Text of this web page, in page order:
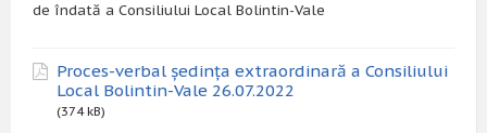
de îndată a Consiliului Local Bolintin-Vale
Proces-verbal ședința extraordinară a Consiliului
Local Bolintin-Vale 26.07.2022
(374 kB)